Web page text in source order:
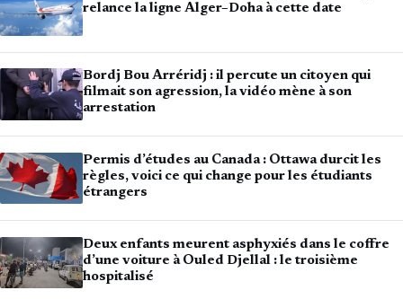
relance la ligne Alger–Doha à cette date
Bordj Bou Arréridj : il percute un citoyen qui
filmait son agression, la vidéo mène à son
arrestation
Permis d’études au Canada : Ottawa durcit les
règles, voici ce qui change pour les étudiants
étrangers
Deux enfants meurent asphyxiés dans le coffre
d’une voiture à Ouled Djellal : le troisième
hospitalisé